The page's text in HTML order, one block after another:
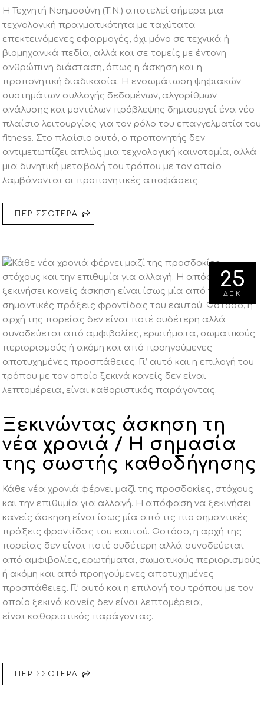
Η Τεχνητή Νοημοσύνη (Τ.Ν.) αποτελεί σήμερα μια
τεχνολογική πραγματικότητα με ταχύτατα
επεκτεινόμενες εφαρμογές, όχι μόνο σε τεχνικά ή
βιομηχανικά πεδία, αλλά και σε τομείς με έντονη
ανθρώπινη διάσταση, όπως η άσκηση και η
προπονητική διαδικασία. Η ενσωμάτωση ψηφιακών
συστημάτων συλλογής δεδομένων, αλγορίθμων
ανάλυσης και μοντέλων πρόβλεψης δημιουργεί ένα νέο
πλαίσιο λειτουργίας για τον ρόλο του επαγγελματία του
fitness. Στο πλαίσιο αυτό, ο προπονητής δεν
αντιμετωπίζει απλώς μια τεχνολογική καινοτομία, αλλά
μια δυνητική μεταβολή του τρόπου με τον οποίο
λαμβάνονται οι προπονητικές αποφάσεις.
ΠΕΡΙΣΣΟΤΕΡΑ
25
ΔΕΚ
Ξεκινώντας άσκηση τη
νέα χρονιά / Η σημασία
της σωστής καθοδήγησης
Κάθε νέα χρονιά φέρνει μαζί της προσδοκίες, στόχους
και την επιθυμία για αλλαγή. Η απόφαση να ξεκινήσει
κανείς άσκηση είναι ίσως μία από τις πιο σημαντικές
πράξεις φροντίδας του εαυτού. Ωστόσο, η αρχή της
πορείας δεν είναι ποτέ ουδέτερη αλλά συνοδεύεται
από αμφιβολίες, ερωτήματα, σωματικούς περιορισμούς
ή ακόμη και από προηγούμενες αποτυχημένες
προσπάθειες. Γι’ αυτό και η επιλογή του τρόπου με τον
οποίο ξεκινά κανείς δεν είναιλεπτομέρεια,
είναι καθοριστικός παράγοντας.
ΠΕΡΙΣΣΟΤΕΡΑ